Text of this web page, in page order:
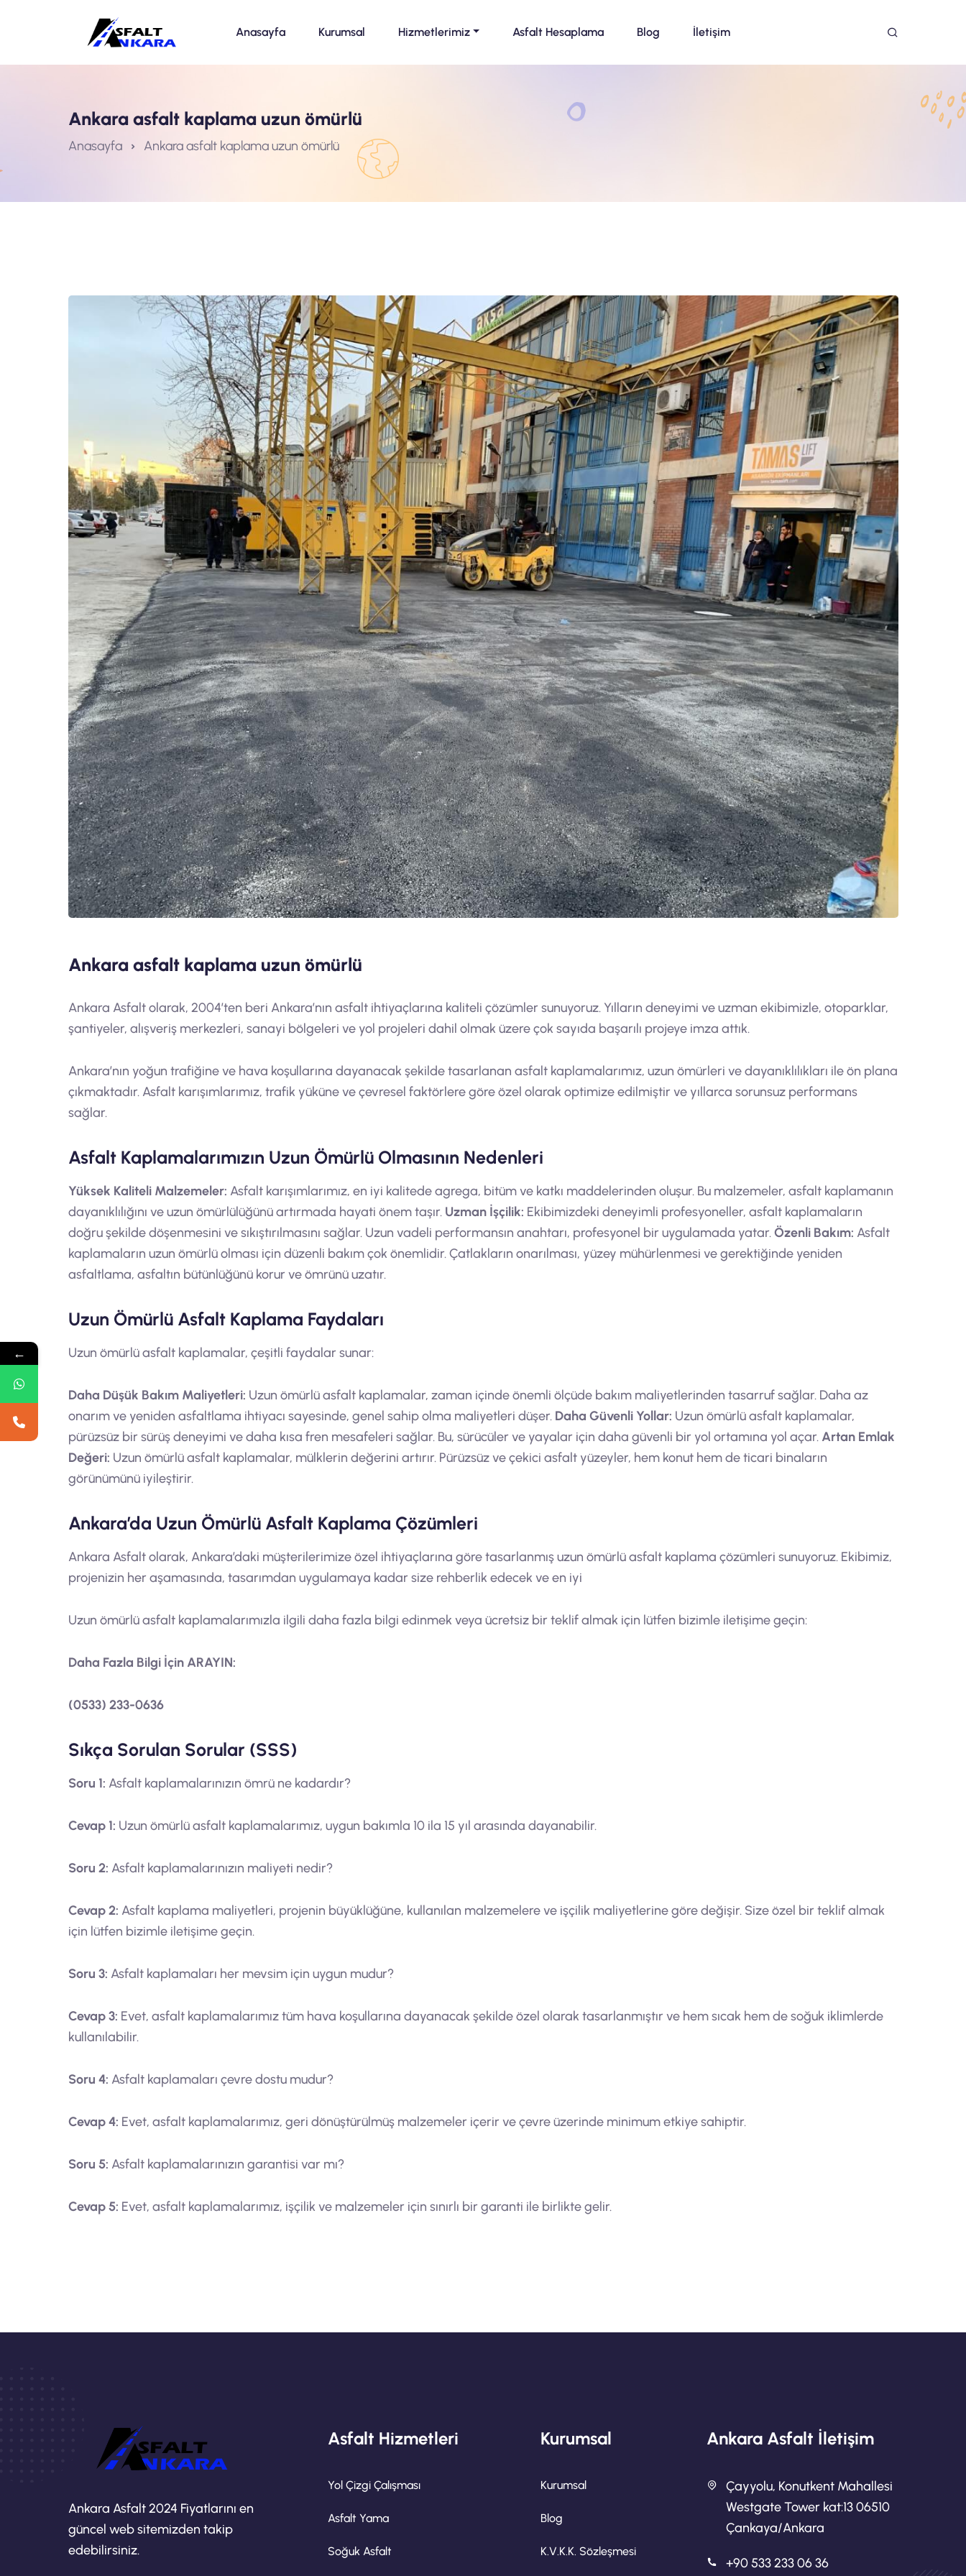
Anasayfa Kurumsal Hizmetlerimiz Asfalt Hesaplama Blog İletişim
Ankara asfalt kaplama uzun ömürlü
Anasayfa Ankara asfalt kaplama uzun ömürlü
Ankara asfalt kaplama uzun ömürlü
Ankara Asfalt olarak, 2004’ten beri Ankara’nın asfalt ihtiyaçlarına kaliteli çözümler sunuyoruz. Yılların deneyimi ve uzman ekibimizle, otoparklar,
şantiyeler, alışveriş merkezleri, sanayi bölgeleri ve yol projeleri dahil olmak üzere çok sayıda başarılı projeye imza attık.
Ankara’nın yoğun trafiğine ve hava koşullarına dayanacak şekilde tasarlanan asfalt kaplamalarımız, uzun ömürleri ve dayanıklılıkları ile ön plana
çıkmaktadır. Asfalt karışımlarımız, trafik yüküne ve çevresel faktörlere göre özel olarak optimize edilmiştir ve yıllarca sorunsuz performans
sağlar.
Asfalt Kaplamalarımızın Uzun Ömürlü Olmasının Nedenleri
Yüksek Kaliteli Malzemeler: Asfalt karışımlarımız, en iyi kalitede agrega, bitüm ve katkı maddelerinden oluşur. Bu malzemeler, asfalt kaplamanın
dayanıklılığını ve uzun ömürlülüğünü artırmada hayati önem taşır. Uzman İşçilik: Ekibimizdeki deneyimli profesyoneller, asfalt kaplamaların
doğru şekilde döşenmesini ve sıkıştırılmasını sağlar. Uzun vadeli performansın anahtarı, profesyonel bir uygulamada yatar.Özenli Bakım: Asfalt
kaplamaların uzun ömürlü olması için düzenli bakım çok önemlidir. Çatlakların onarılması, yüzey mühürlenmesi ve gerektiğinde yeniden
asfaltlama, asfaltın bütünlüğünü korur ve ömrünü uzatır.
Uzun Ömürlü Asfalt Kaplama Faydaları
Uzun ömürlü asfalt kaplamalar, çeşitli faydalar sunar:
Daha Düşük Bakım Maliyetleri: Uzun ömürlü asfalt kaplamalar, zaman içinde önemli ölçüde bakım maliyetlerinden tasarruf sağlar. Daha az
onarım ve yeniden asfaltlama ihtiyacı sayesinde, genel sahip olma maliyetleri düşer. Daha Güvenli Yollar: Uzun ömürlü asfalt kaplamalar,
pürüzsüz bir sürüş deneyimi ve daha kısa fren mesafeleri sağlar. Bu, sürücüler ve yayalar için daha güvenli bir yol ortamına yol açar. Artan Emlak
Değeri: Uzun ömürlü asfalt kaplamalar, mülklerin değerini artırır. Pürüzsüz ve çekici asfalt yüzeyler, hem konut hem de ticari binaların
görünümünü iyileştirir.
Ankara’da Uzun Ömürlü Asfalt Kaplama Çözümleri
Ankara Asfalt olarak, Ankara’daki müşterilerimize özel ihtiyaçlarına göre tasarlanmış uzun ömürlü asfalt kaplama çözümleri sunuyoruz. Ekibimiz,
projenizin her aşamasında, tasarımdan uygulamaya kadar size rehberlik edecek ve en iyi
Uzun ömürlü asfalt kaplamalarımızla ilgili daha fazla bilgi edinmek veya ücretsiz bir teklif almak için lütfen bizimle iletişime geçin:
Daha Fazla Bilgi İçin ARAYIN:
(0533) 233-0636
Sıkça Sorulan Sorular (SSS)
Soru 1: Asfalt kaplamalarınızın ömrü ne kadardır?
Cevap 1: Uzun ömürlü asfalt kaplamalarımız, uygun bakımla 10 ila 15 yıl arasında dayanabilir.
Soru 2: Asfalt kaplamalarınızın maliyeti nedir?
Cevap 2: Asfalt kaplama maliyetleri, projenin büyüklüğüne, kullanılan malzemelere ve işçilik maliyetlerine göre değişir. Size özel bir teklif almak
için lütfen bizimle iletişime geçin.
Soru 3: Asfalt kaplamaları her mevsim için uygun mudur?
Cevap 3: Evet, asfalt kaplamalarımız tüm hava koşullarına dayanacak şekilde özel olarak tasarlanmıştır ve hem sıcak hem de soğuk iklimlerde
kullanılabilir.
Soru 4: Asfalt kaplamaları çevre dostu mudur?
Cevap 4: Evet, asfalt kaplamalarımız, geri dönüştürülmüş malzemeler içerir ve çevre üzerinde minimum etkiye sahiptir.
Soru 5: Asfalt kaplamalarınızın garantisi var mı?
Cevap 5: Evet, asfalt kaplamalarımız, işçilik ve malzemeler için sınırlı bir garanti ile birlikte gelir.
Ankara Asfalt 2024 Fiyatlarını en
güncel web sitemizden takip
edebilirsiniz.
Asfalt Hizmetleri
Yol Çizgi Çalışması
Asfalt Yama
Soğuk Asfalt
Kurumsal
Kurumsal
Blog
K.V.K.K. Sözleşmesi
Ankara Asfalt İletişim
Çayyolu, Konutkent Mahallesi
Westgate Tower kat:13 06510
Çankaya/Ankara
+90 533 233 06 36
←